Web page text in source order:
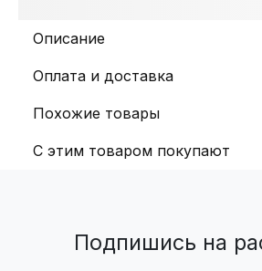
С этим товаром покупают
Описание
Оплата и доставка
Похожие товары
Подпишись на